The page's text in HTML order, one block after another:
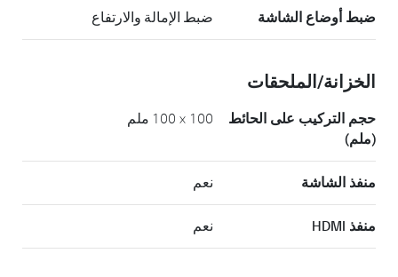
ضبط أوضاع الشاشة ضبط الإمالة والارتفاع
الخزانة/الملحقات
حجم التركيب على الحائط
(ملم)
100 × 100 ملم
منفذ الشاشة نعم
منفذ HDMI نعم